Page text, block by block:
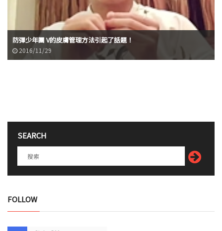
防彈少年團 V的皮膚管理方法引起了話題！
2016/11/29
SEARCH
FOLLOW